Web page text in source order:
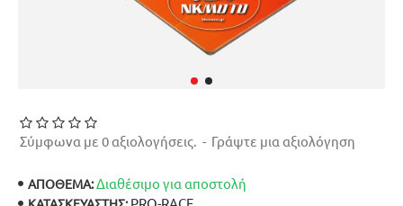
ΑΠΟΘΕΜΑ:Διαθέσιμο για αποστολή
Σύμφωνα με 0 αξιολογήσεις. - Γράψτε μια αξιολόγηση